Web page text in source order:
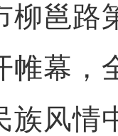
柳邕路
帷幕，
族风情